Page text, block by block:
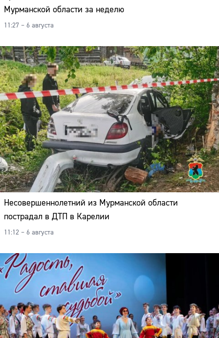
Мурманской области за неделю
11:27 – 6 августа
Несовершеннолетний из Мурманской области
пострадал в ДТП в Карелии
11:12 – 6 августа